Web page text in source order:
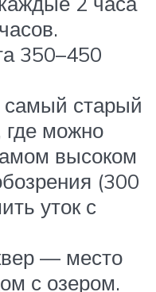
350–450
старый
где можно
высоком
(300
уток с
— место
с озером.